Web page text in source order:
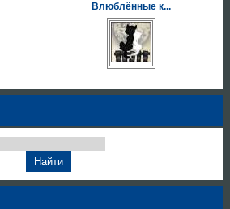
Влюблённые к...